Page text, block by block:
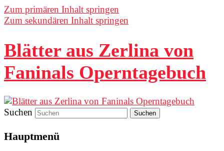
Zum primären Inhalt springen
Zum sekundären Inhalt springen
Blätter aus Zerlina von
Faninals Operntagebuch
Suchen
Hauptmenü